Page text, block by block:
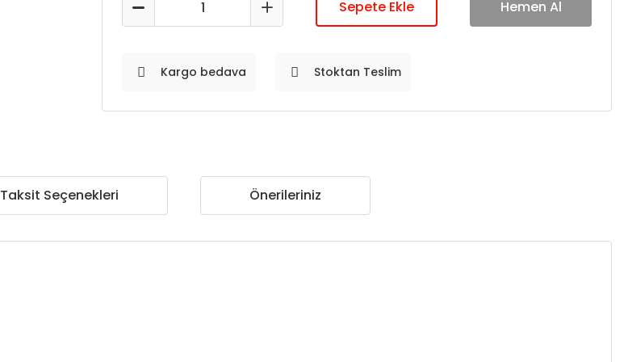
Sepete Ekle Hemen Al
Kargo bedava Stoktan Teslim
Taksit Seçenekleri Önerileriniz